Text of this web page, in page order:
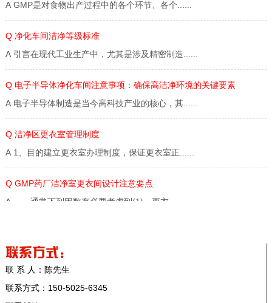
A 引言在现代工业生产中，尤其是涉及精密制造......
A 电子半导体制造是当今高科技产业的核心，其......
A 1、目的建立更衣室办理制度，保证更衣室正......
A 一、通常下列因数有必要考虑到(1)、更衣......
联系方式:
联 系 人：陈先生
联系方式：150-5025-6345